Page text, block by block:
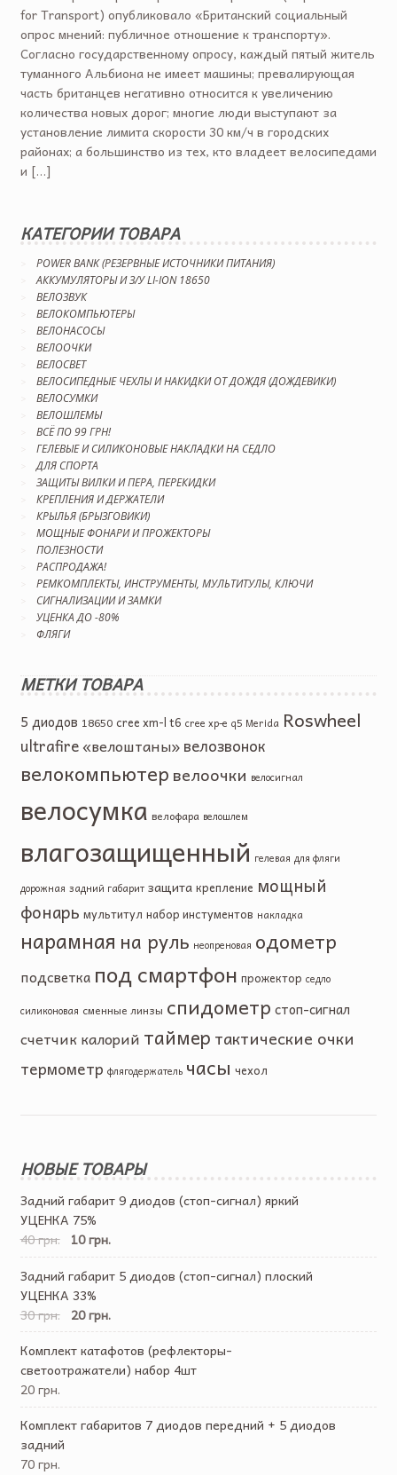
for Transport) опубликовало «Британский социальный
опрос мнений: публичное отношение к транспорту».
Согласно государственному опросу, каждый пятый житель
туманного Альбиона не имеет машины; превалирующая
часть британцев негативно относится к увеличению
количества новых дорог; многие люди выступают за
установление лимита скорости 30 км/ч в городских
районах; а большинство из тех, кто владеет велосипедами
и […]
КАТЕГОРИИ ТОВАРА
POWER BANK (РЕЗЕРВНЫЕ ИСТОЧНИКИ ПИТАНИЯ)
АККУМУЛЯТОРЫ И З/У LI-ION 18650
ВЕЛОЗВУК
ВЕЛОКОМПЬЮТЕРЫ
ВЕЛОНАСОСЫ
ВЕЛООЧКИ
ВЕЛОСВЕТ
ВЕЛОСИПЕДНЫЕ ЧЕХЛЫ И НАКИДКИ ОТ ДОЖДЯ (ДОЖДЕВИКИ)
ВЕЛОСУМКИ
ВЕЛОШЛЕМЫ
ВСЁ ПО 99 ГРН!
ГЕЛЕВЫЕ И СИЛИКОНОВЫЕ НАКЛАДКИ НА СЕДЛО
ДЛЯ СПОРТА
ЗАЩИТЫ ВИЛКИ И ПЕРА, ПЕРЕКИДКИ
КРЕПЛЕНИЯ И ДЕРЖАТЕЛИ
КРЫЛЬЯ (БРЫЗГОВИКИ)
МОЩНЫЕ ФОНАРИ И ПРОЖЕКТОРЫ
ПОЛЕЗНОСТИ
РАСПРОДАЖА!
РЕМКОМПЛЕКТЫ, ИНСТРУМЕНТЫ, МУЛЬТИТУЛЫ, КЛЮЧИ
СИГНАЛИЗАЦИИ И ЗАМКИ
УЦЕНКА ДО -80%
ФЛЯГИ
МЕТКИ ТОВАРА
5 диодов 18650 cree xm-l t6 cree xp-e q5 Merida Roswheel
ultrafire «велоштаны» велозвонок
велокомпьютер велоочки велосигнал
велосумка велофара велошлем
влагозащищенный гелевая для фляги
дорожная задний габарит защита крепление мощный
фонарь мультитул набор инстументов накладка
нарамная на руль неопреновая одометр
подсветка под смартфон прожектор седло
силиконовая сменные линзы спидометр стоп-сигнал
счетчик калорий таймер тактические очки
термометр флягодержатель часы чехол
НОВЫЕ ТОВАРЫ
Задний габарит 9 диодов (стоп-сигнал) яркий
УЦЕНКА 75%
40 грн.
10 грн.
Задний габарит 5 диодов (стоп-сигнал) плоский
УЦЕНКА 33%
30 грн.
20 грн.
Комплект катафотов (рефлекторы-
светоотражатели) набор 4шт
20 грн.
Комплект габаритов 7 диодов передний + 5 диодов
задний
70 грн.